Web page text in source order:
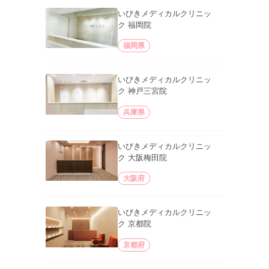
いびきメディカルクリニッ
ク 福岡院
福岡県
いびきメディカルクリニッ
ク 神戸三宮院
兵庫県
いびきメディカルクリニッ
ク 大阪梅田院
大阪府
いびきメディカルクリニッ
ク 京都院
京都府